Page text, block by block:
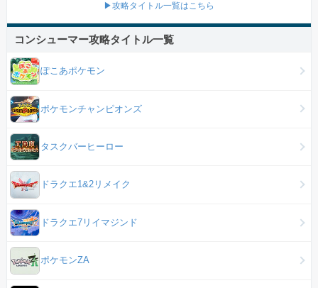
▶攻略タイトル一覧はこちら
コンシューマー攻略タイトル一覧
ぽこあポケモン
ポケモンチャンピオンズ
タスクバーヒーロー
ドラクエ1&2リメイク
ドラクエ7リイマジンド
ポケモンZA